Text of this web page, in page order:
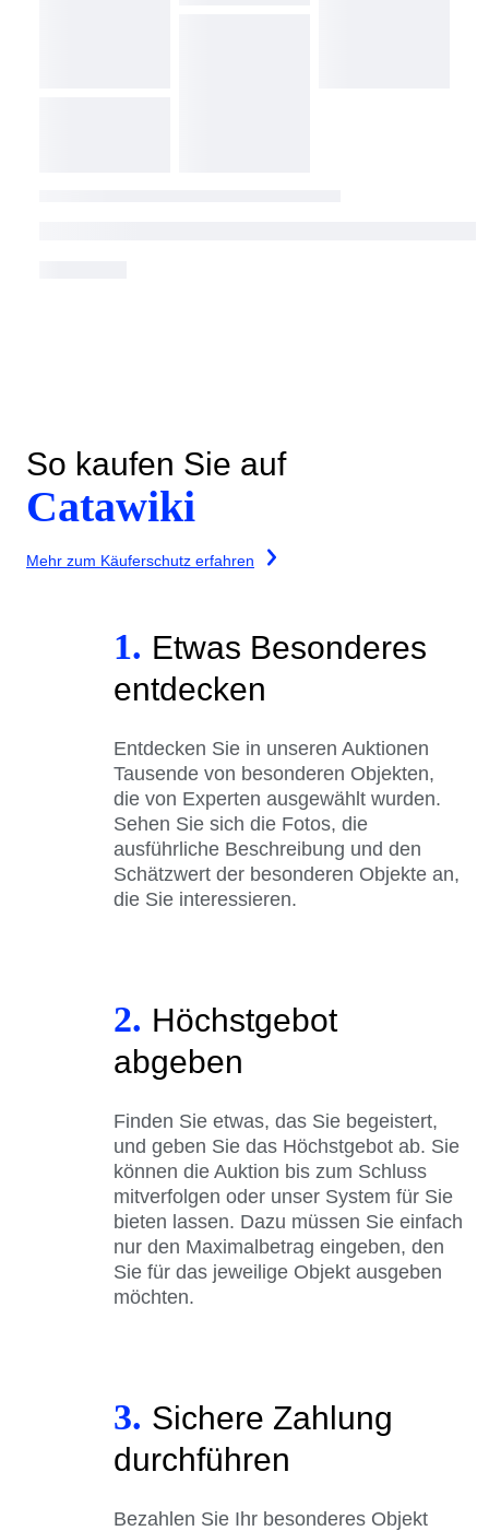
So kaufen Sie auf
Catawiki
Mehr zum Käuferschutz erfahren
1. Etwas Besonderes
entdecken
Entdecken Sie in unseren Auktionen
Tausende von besonderen Objekten,
die von Experten ausgewählt wurden.
Sehen Sie sich die Fotos, die
ausführliche Beschreibung und den
Schätzwert der besonderen Objekte an,
die Sie interessieren.
2. Höchstgebot
abgeben
Finden Sie etwas, das Sie begeistert,
und geben Sie das Höchstgebot ab. Sie
können die Auktion bis zum Schluss
mitverfolgen oder unser System für Sie
bieten lassen. Dazu müssen Sie einfach
nur den Maximalbetrag eingeben, den
Sie für das jeweilige Objekt ausgeben
möchten.
3. Sichere Zahlung
durchführen
Bezahlen Sie Ihr besonderes Objekt